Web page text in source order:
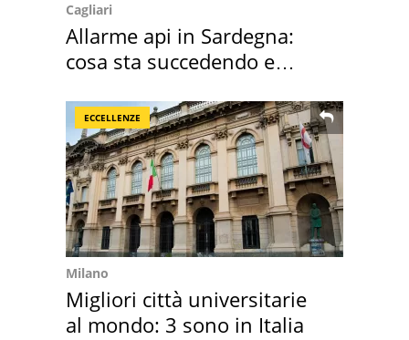
Cagliari
Allarme api in Sardegna:
cosa sta succedendo e
ECCELLENZE
Milano
Migliori città universitarie
al mondo: 3 sono in Italia